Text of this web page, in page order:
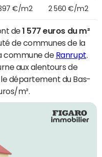
€/m2 2 560 €/m2
de1 577 euros du m²
de communes de la
commune de Ranrupt
aux alentours de
le département du Bas-
m².